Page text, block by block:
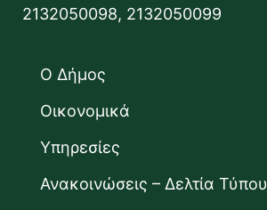
2132050098, 2132050099
Ο Δήμος
Οικονομικά
Υπηρεσίες
Ανακοινώσεις – Δελτία Τύπου